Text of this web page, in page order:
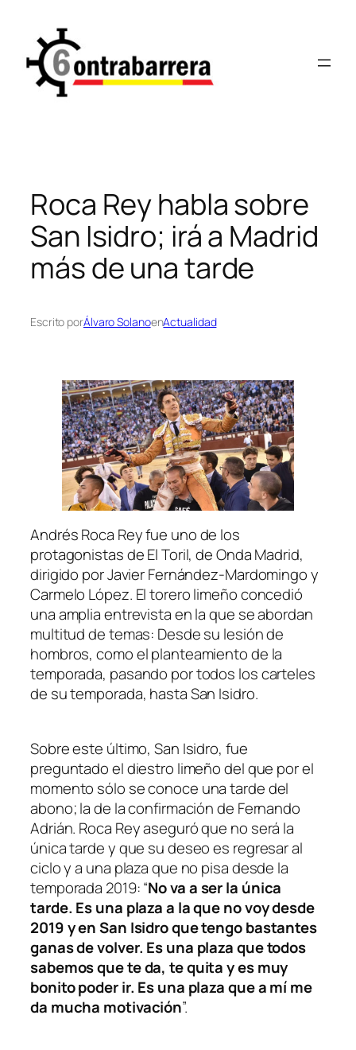
contenido
Roca Rey habla sobre
San Isidro; irá a Madrid
más de una tarde
Escrito porÁlvaro SolanoenActualidad
Andrés Roca Rey fue uno de los
protagonistas de El Toril, de Onda Madrid,
dirigido por Javier Fernández-Mardomingo y
Carmelo López. El torero limeño concedió
una amplia entrevista en la que se abordan
multitud de temas: Desde su lesión de
hombros, como el planteamiento de la
temporada, pasando por todos los carteles
de su temporada, hasta San Isidro.
Sobre este último, San Isidro, fue
preguntado el diestro limeño del que por el
momento sólo se conoce una tarde del
abono; la de la confirmación de Fernando
Adrián. Roca Rey aseguró que no será la
única tarde y que su deseo es regresar al
ciclo y a una plaza que no pisa desde la
temporada 2019: “No va a ser la única
tarde. Es una plaza a la que no voy desde
2019 y en San Isidro que tengo bastantes
ganas de volver. Es una plaza que todos
sabemos que te da, te quita y es muy
bonito poder ir. Es una plaza que a mí me
da mucha motivación”.